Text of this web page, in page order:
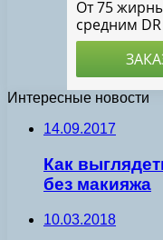
Интересные новости
14.09.2017
Как
без макияжа
10.03.2018